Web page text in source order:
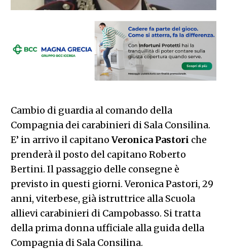
Cambio di guardia al comando della
Compagnia dei carabinieri di Sala Consilina.
E’ in arrivo il capitano Veronica Pastori che
prenderà il posto del capitano Roberto
Bertini. Il passaggio delle consegne è
previsto in questi giorni. Veronica Pastori, 29
anni, viterbese, già istruttrice alla Scuola
allievi carabinieri di Campobasso. Si tratta
della prima donna ufficiale alla guida della
Compagnia di Sala Consilina.